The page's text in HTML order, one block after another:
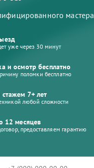
мастера
уже через 30 минут
и осмотр бесплатно
поломки бесплатно
7+ лет
любой сложности
12 месяцев
предоставляем гарантию